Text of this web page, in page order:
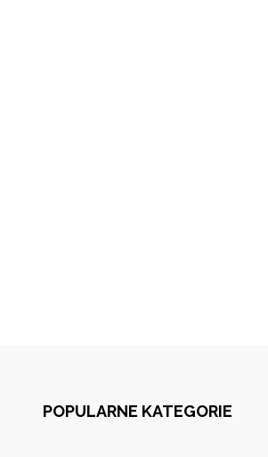
POPULARNE KATEGORIE